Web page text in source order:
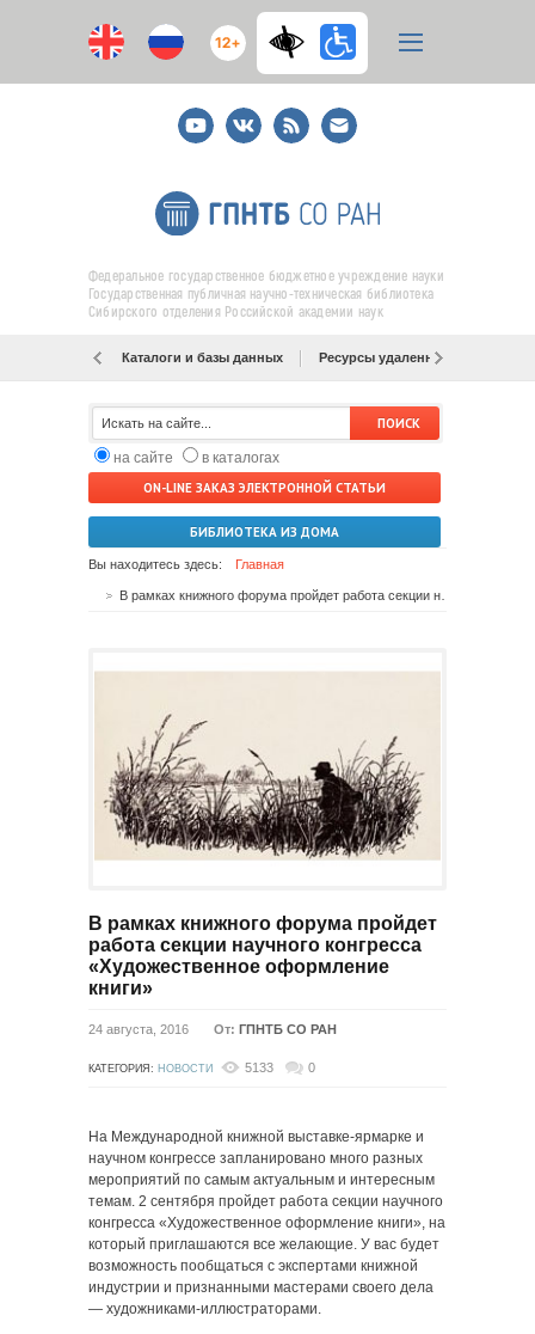
12+
YoutubeВКонтакте
RSS
E-
mail
подписка
Федеральное государственное бюджетное учреждение науки
Государственная публичная научно-техническая библиотека
Сибирского отделения Российской академии наук
Каталоги и базы данных Ресурсы удаленного доступа
на сайте
в каталогах
ON-LINE ЗАКАЗ ЭЛЕКТРОННОЙ СТАТЬИ
БИБЛИОТЕКА ИЗ ДОМА
Вы находитесь здесь: Главная
В рамках книжного форума пройдет
работа секции научного конгресса
«Художественное оформление
книги»
24 августа, 2016 От: ГПНТБ СО РАН
КАТЕГОРИЯ: НОВОСТИ 5133 0
На Международной книжной выставке-ярмарке и
научном конгрессе запланировано много разных
мероприятий по самым актуальным и интересным
темам. 2 сентября пройдет работа секции научного
конгресса «Художественное оформление книги», на
который приглашаются все желающие. У вас будет
возможность пообщаться с экспертами книжной
индустрии и признанными мастерами своего дела
— художниками-иллюстраторами.